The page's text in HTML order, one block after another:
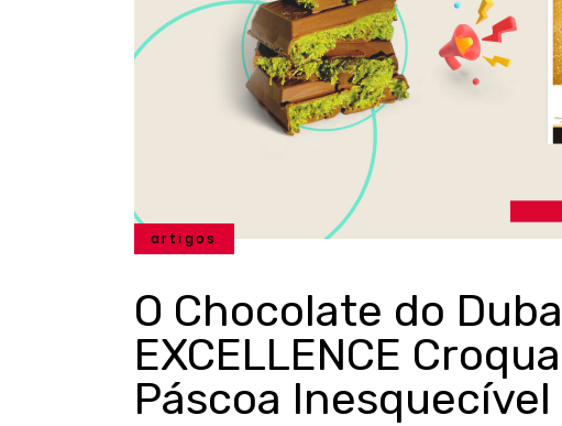
artigos
O Chocolate do
EXCELLENCE
Páscoa Inesquecível